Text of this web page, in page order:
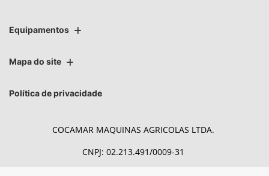
Equipamentos
Mapa do site
Política de privacidade
COCAMAR MAQUINAS AGRICOLAS LTDA.
CNPJ: 02.213.491/0009-31